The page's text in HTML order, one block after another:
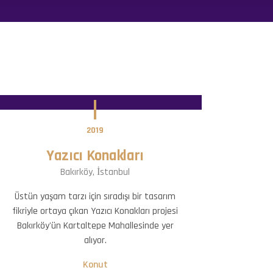
2019
Yazıcı Konakları
Bakırköy, İstanbul
Üstün yaşam tarzı için sıradışı bir tasarım
fikriyle ortaya çıkan Yazıcı Konakları projesi
Bakırköy'ün Kartaltepe Mahallesinde yer
alıyor.
Konut